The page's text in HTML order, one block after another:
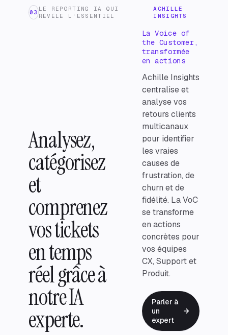
03 LE REPORTING IA QUI
RÉVÈLE L'ESSENTIEL
ACHILLE
INSIGHTS
Analysez,
catégorisez
et
comprenez
vos tickets
en temps
réel grâce à
notre IA
experte.
La Voice of
the Customer,
transformée
en actions
Achille Insights
centralise et
analyse vos
retours clients
multicanaux
pour identifier
les vraies
causes de
frustration, de
churn et de
fidélité. La VoC
se transforme
en actions
concrètes pour
vos équipes
CX, Support et
Produit.
Parler à
un
expert